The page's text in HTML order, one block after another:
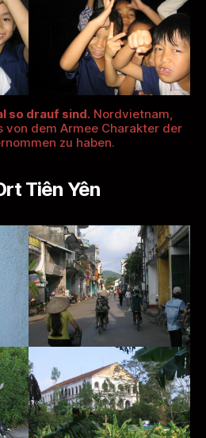
so drauf sind. Nordvietnam,
von dem Armee Charakter der
zu haben.
Tiên Yên